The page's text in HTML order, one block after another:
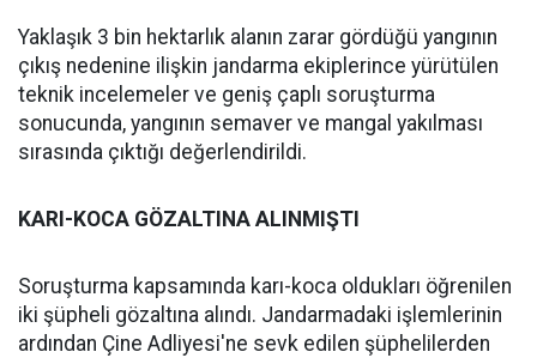
Yaklaşık 3 bin hektarlık alanın zarar gördüğü yangının
çıkış nedenine ilişkin jandarma ekiplerince yürütülen
teknik incelemeler ve geniş çaplı soruşturma
sonucunda, yangının semaver ve mangal yakılması
sırasında çıktığı değerlendirildi.
KARI-KOCA GÖZALTINA ALINMIŞTI
Soruşturma kapsamında karı-koca oldukları öğrenilen
iki şüpheli gözaltına alındı. Jandarmadaki işlemlerinin
ardından Çine Adliyesi'ne sevk edilen şüphelilerden